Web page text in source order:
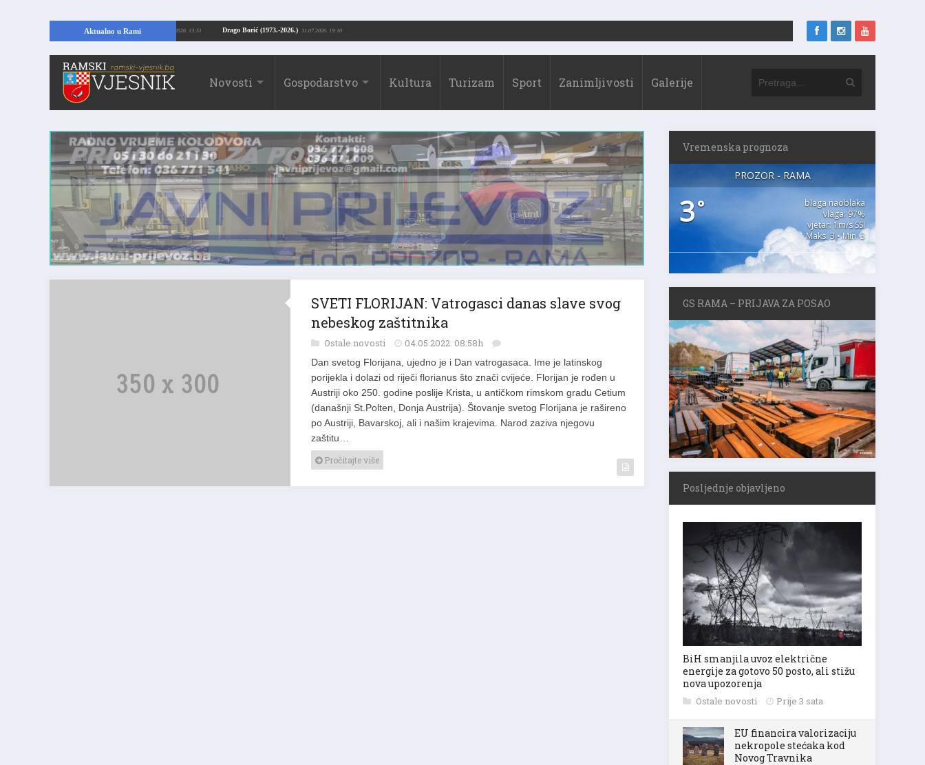
Aktualno u Rami Drago Borić (1973.-2026.) 31.07.2026. 19:10
Kopajući temelje kuće, pronašao vrijedne arheološke ostatke 24.07.2026. 13:51
Novosti Gospodarstvo Kultura Turizam Sport Zanimljivosti Galerije
SVETI FLORIJAN: Vatrogasci danas slave svog
nebeskog zaštitnika
Ostale novosti 04.05.2022. 08:58h
Dan svetog Florijana, ujedno je i Dan vatrogasaca. Ime je latinskog
porijekla i dolazi od riječi florianus što znači cvijeće. Florijan je rođen u
Austriji oko 250. godine poslije Krista, u antičkom rimskom gradu Cetium
(današnji St.Polten, Donja Austrija). Štovanje svetog Florijana je rašireno
po Austriji, Bavarskoj, ali i našim krajevima. Narod zaziva njegovu
zaštitu…
Pročitajte više
Vremenska prognoza
PROZOR - RAMA
3°
blaga naoblaka
vlaga: 97%
vjetar: 1m/s SSI
Maks. 3 • Min. 3
GS RAMA – PRIJAVA ZA POSAO
Posljednje objavljeno
BiH smanjila uvoz električne
energije za gotovo 50 posto, ali stižu
nova upozorenja
Ostale novosti Prije 3 sata
EU financira valorizaciju
nekropole stećaka kod
Novog Travnika